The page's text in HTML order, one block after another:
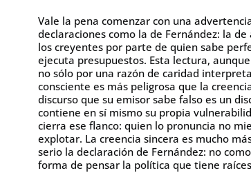
Vale la pena comenzar con una
declaraciones como la de Fernández: la
los creyentes por parte de quien sabe
ejecuta presupuestos. Esta lectura,
no sólo por una razón de caridad
consciente es más peligrosa que la
discurso que su emisor sabe falso es un
contiene en sí mismo su propia
cierra ese flanco: quien lo pronuncia no
explotar. La creencia sincera es mucho
serio la declaración de Fernández: no
forma de pensar la política que tiene